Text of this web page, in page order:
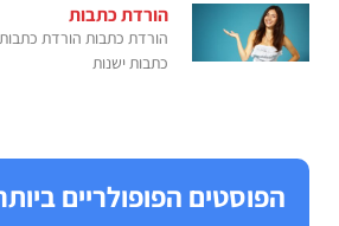
הורדת כתבות
הורדת כתבות הורדת
כתבות ישנות
הפוסטים הפופולריים